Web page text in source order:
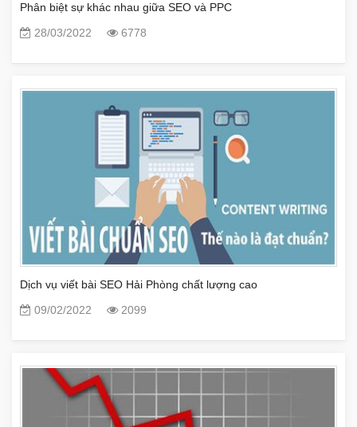
Phân biệt sự khác nhau giữa SEO và PPC
28/03/2022
6778
Dịch vụ viết bài SEO Hải Phòng chất lượng cao
09/02/2022
2099